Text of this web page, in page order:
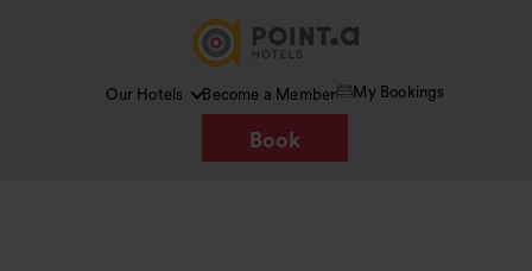
Our Hotels Become a Member My Bookings
Book